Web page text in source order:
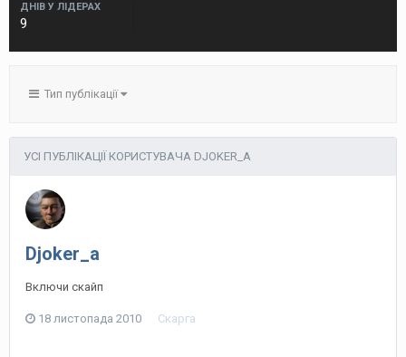
ДНІВ У ЛІДЕРАХ
9
Тип публікації
УСІ ПУБЛІКАЦІЇ КОРИСТУВАЧА DJOKER_A
Djoker_a
Включи скайп
18 листопада 2010 Скарга